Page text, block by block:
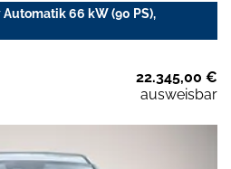
66 kW (90 PS),
22.345,00 €
ausweisbar